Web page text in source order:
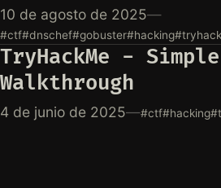
10 de agosto de 2025—
#ctf#dnschef#gobuster#hacking
TryHackMe -
Walkthrough
4 de junio de 2025—#ctf#hacking